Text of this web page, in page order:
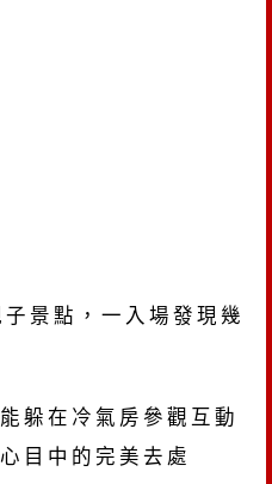
景點，一入場發現幾
躲在冷氣房參觀互動
目中的完美去處